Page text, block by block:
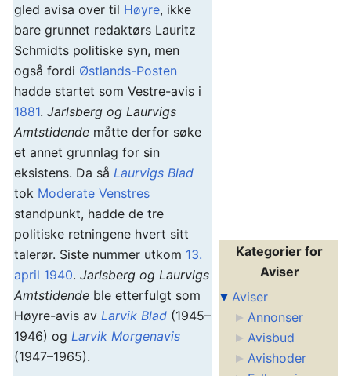
gled avisa over til Høyre, ikke
bare grunnet redaktørs Lauritz
Schmidts politiske syn, men
også fordi Østlands-Posten
hadde startet som Vestre-avis i
1881. Jarlsberg og Laurvigs
Amtstidende måtte derfor søke
et annet grunnlag for sin
eksistens. Da så Laurvigs Blad
tok Moderate Venstres
standpunkt, hadde de tre
politiske retningene hvert sitt
talerør. Siste nummer utkom 13.
april 1940. Jarlsberg og Laurvigs
Amtstidende ble etterfulgt som
Høyre-avis av Larvik Blad (1945–
1946) og Larvik Morgenavis
(1947–1965).
Kategorier for
Aviser
Aviser
Annonser
Avisbud
Avishoder